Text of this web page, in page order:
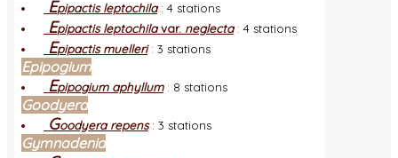
Epipactis leptochila: 4 stations
Epipactis leptochilavar. neglecta: 4 stations
Epipactis muelleri: 3 stations
Epipogium
Epipogium aphyllum: 8 stations
Goodyera
Goodyera repens: 3 stations
Gymnadenia